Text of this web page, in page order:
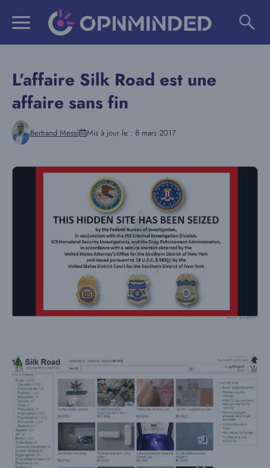
L’affaire Silk Road est une
affaire sans fin
Bertrand Messi Mis à jour le : 8 mars 2017